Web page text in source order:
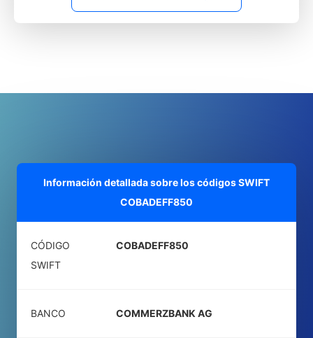
Información detallada sobre los códigos SWIFT
COBADEFF850
CÓDIGO
SWIFT
COBADEFF850
BANCO COMMERZBANK AG